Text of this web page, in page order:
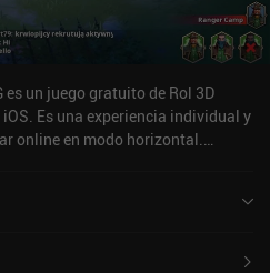
es un juego gratuito de Rol 3D
Es una experiencia individual y
online en modo horizontal.